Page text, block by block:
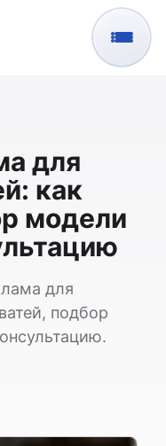
для
как
модели
для
подбор